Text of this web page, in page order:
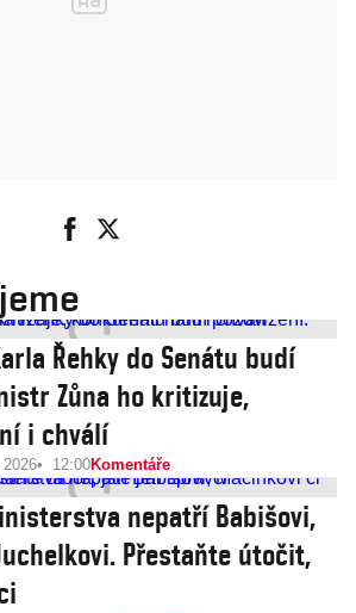
Řehky do Senátu budí
Zůna ho kritizuje,
i chválí
12:00Komentáře
nepatří Babišovi,
Přestaňte útočit,